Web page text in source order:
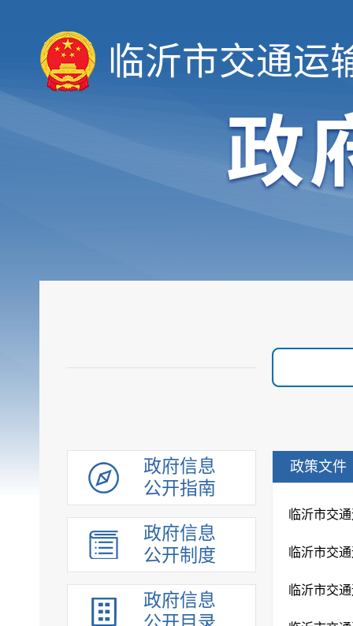
临沂市交通运
政府信息
公开指南
政府信息
公开制度
政府信息
政策文件